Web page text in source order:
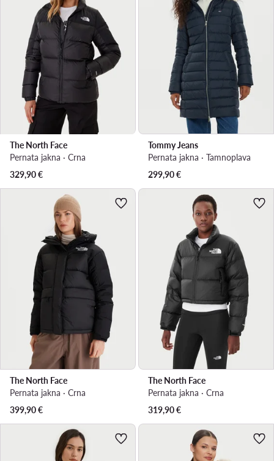
The North Face
Pernata jakna · Crna
329,90€
Tommy Jeans
Pernata jakna · Tamnoplava
299,90€
The North Face
Pernata jakna · Crna
399,90€
The North Face
Pernata jakna · Crna
319,90€